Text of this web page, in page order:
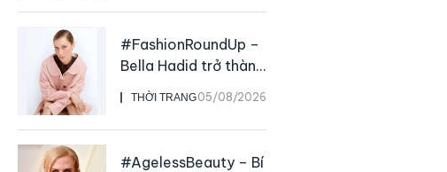
Galliano
THỜI TRANG05/08/2026
#FashionRoundUp –
Bella Hadid trở thành
Đại sứ Toàn cầu của
Prada Beauty,
CHANEL mua lại
#AgelessBeauty – Bí